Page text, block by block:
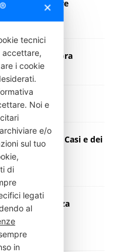
e novembre
su dieci è ancora
contro l’HPV
Aumento dei Casi e dei
l’influenza
Press Italia
✕
tecnici
i cookie
Noi e
e/o
sul tuo
di
legati
al
in